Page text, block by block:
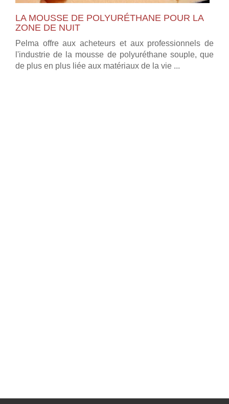
LA MOUSSE DE POLYURÉTHANE POUR LA
ZONE DE NUIT
Pelma offre aux acheteurs et aux professionnels de
l'industrie de la mousse de polyuréthane souple, que
de plus en plus liée aux matériaux de la vie ...